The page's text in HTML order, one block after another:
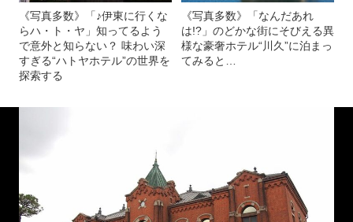
《写真多数》「♪伊東に行くな
らハ・ト・ヤ」知ってるよう
で意外と知らない？ 味わい深
すぎる“ハトヤホテル”の世界を
探索する
《写真多数》「なんだあれ
は!?」のどかな街にそびえる異
様な豪奢ホテル“川久”に泊まっ
てみると…